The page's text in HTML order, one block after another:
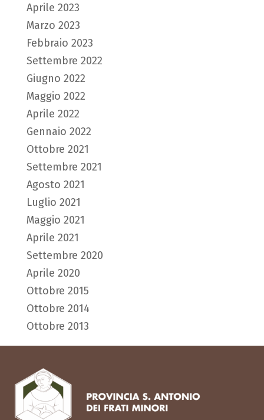
Aprile 2023
Marzo 2023
Febbraio 2023
Settembre 2022
Giugno 2022
Maggio 2022
Aprile 2022
Gennaio 2022
Ottobre 2021
Settembre 2021
Agosto 2021
Luglio 2021
Maggio 2021
Aprile 2021
Settembre 2020
Aprile 2020
Ottobre 2015
Ottobre 2014
Ottobre 2013